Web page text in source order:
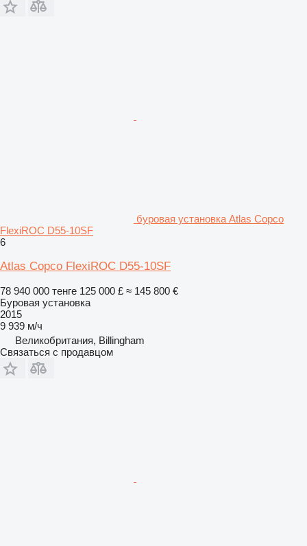
буровая установка Atlas Copco
FlexiROC D55-10SF
6
Atlas Copco FlexiROC D55-10SF
78 940 000 тенге 125 000 £ ≈ 145 800 €
Буровая установка
2015
9 939 м/ч
Великобритания, Billingham
Связаться с продавцом